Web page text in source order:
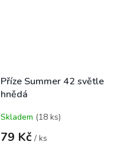
Příze Summer 42 světle
hnědá
Skladem (18 ks)
79 Kč / ks